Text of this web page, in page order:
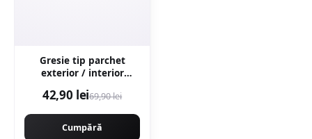
Gresie tip parchet
exterior / interior
60 cm mata portelanata42,90 lei69,90 lei
Cumpără